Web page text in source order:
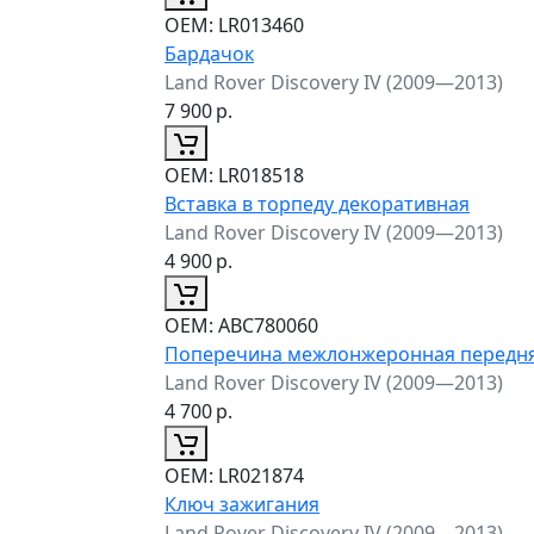
ОЕМ: LR013460
Бардачок
Land Rover Discovery IV (2009—2013)
7 900р.
ОЕМ: LR018518
Вставка в торпеду декоративная
Land Rover Discovery IV (2009—2013)
4 900р.
ОЕМ: ABC780060
Поперечина межлонжеронная
Land Rover Discovery IV (2009—2013)
4 700р.
ОЕМ: LR021874
Ключ зажигания